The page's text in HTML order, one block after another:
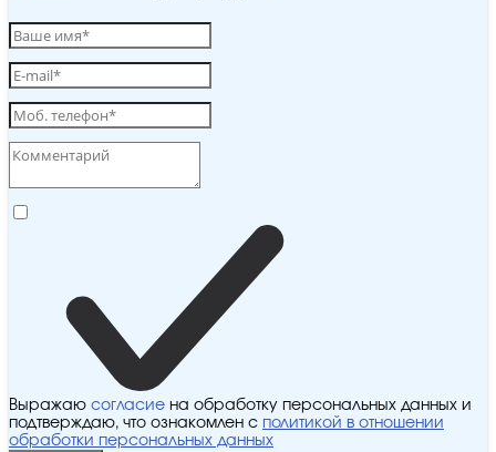
Выражаю согласие на обработку персональных данных и
подтверждаю, что ознакомлен с политикой в отношении
обработки персональных данных